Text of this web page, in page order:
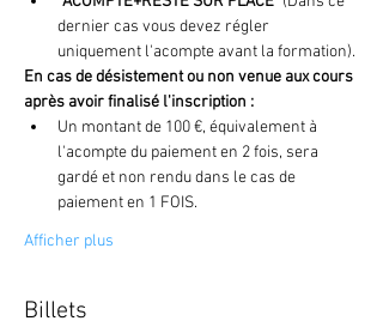
dernier cas vous devez régler
uniquement l'acompte avant la formation).
En cas de désistement ou non venue aux cours
après avoir finalisé l'inscription :
Un montant de 100 €, équivalement à
l'acompte du paiement en 2 fois, sera
gardé et non rendu dans le cas de
paiement en 1 FOIS.
Afficher plus
Billets